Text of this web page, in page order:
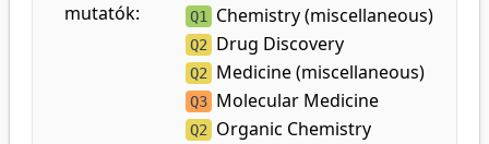
mutatók:
Q1 Chemistry (miscellaneous)
Q2 Drug Discovery
Q2 Medicine (miscellaneous)
Q3 Molecular Medicine
Q2 Organic Chemistry